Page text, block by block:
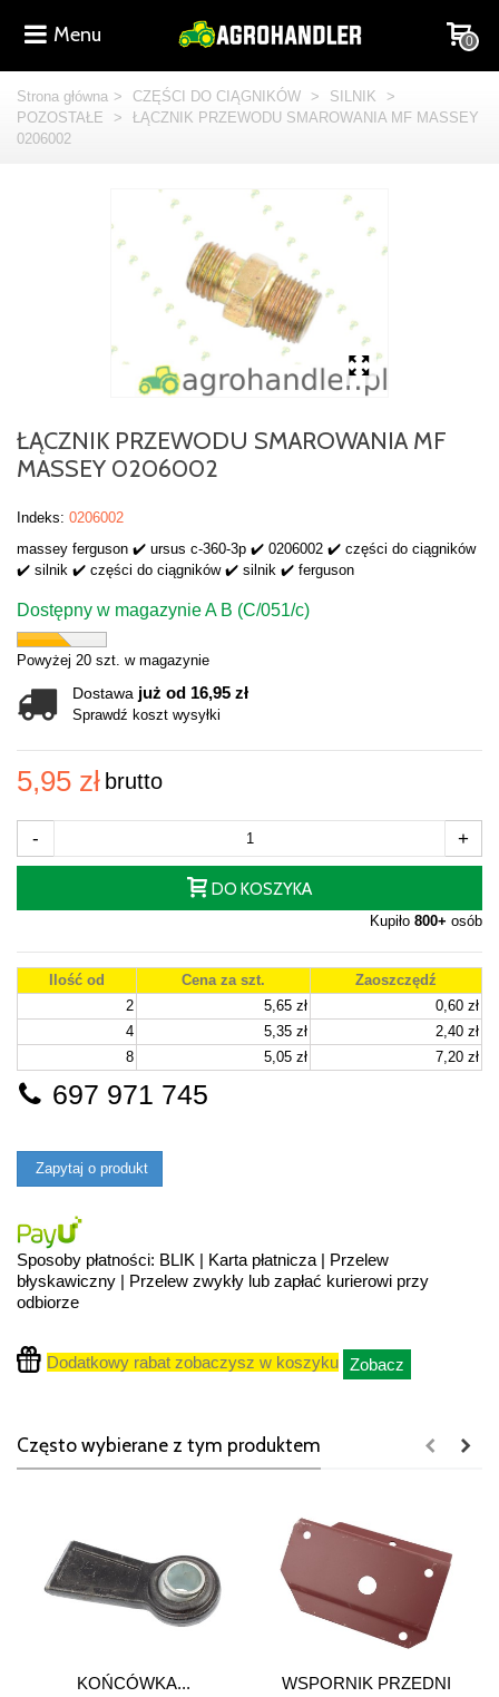
Menu 0
Strona główna > CZĘŚCI DO CIĄGNIKÓW > SILNIK
>
POZOSTAŁE
>
ŁĄCZNIK PRZEWODU SMAROWANIA MF MASSEY
0206002
ŁĄCZNIK PRZEWODU SMAROWANIA MF
MASSEY 0206002
Indeks: 0206002
massey ferguson ✔️ ursus c-360-3p ✔️ 0206002 ✔️ części do ciągników
✔️ silnik ✔️ części do ciągników ✔️ silnik ✔️ ferguson
Dostępny w magazynie A B (C/051/c)
Powyżej 20 szt. w magazynie
Dostawa już od 16,95 zł
Sprawdź koszt wysyłki
5,95 zł brutto
- +
DO KOSZYKA
Kupiło 800+ osób
Ilość od Cena za szt.
Zaoszczędź
2
5,65 zł
0,60 zł
4
5,35 zł
2,40 zł
8
5,05 zł 7,20 zł
697 971 745
Zapytaj o produkt
Sposoby płatności: BLIK | Karta płatnicza | Przelew
błyskawiczny | Przelew zwykły lub zapłać kurierowi przy
odbiorze
Dodatkowy rabat zobaczysz w koszyku Zobacz
Często wybierane z tym produktem
KOŃCÓWKA...
WSPORNIK PRZEDNI